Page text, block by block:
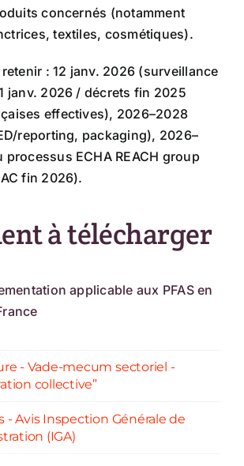
concernés (notamment
textiles, cosmétiques).
: 12 janv. 2026 (surveillance
janv. 2026 / décrets fin 2025
effectives), 2026–2028
reporting, packaging), 2026–
processus ECHA REACH group
fin 2026).
à télécharger
applicable aux PFAS en
- Vade-mecum sectoriel -
collective”
- Avis Inspection Générale de
(IGA)